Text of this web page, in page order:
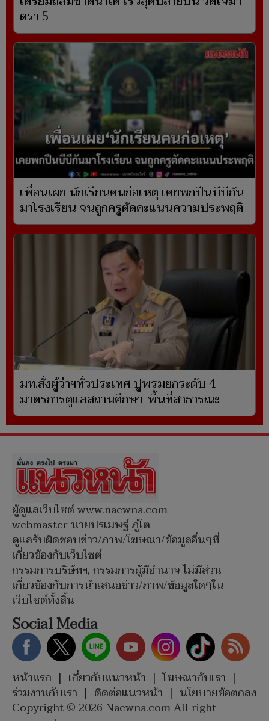
ตรา 5
เพื่อนเผย นักเรียนคนก่อเหตุ เคยพกปืนบีบีกัน
มาโรงเรียน จนถูกครูตัดคะแนนความประพฤติ
มท.สั่งผู้ว่าฯทั่วประเทศ ปูพรมยกระดับ 4
มาตรการดูแลสถานศึกษา-พื้นที่สาธารณะ
ผู้ดูแลเว็บไซต์ www.naewna.com
webmaster นายปรเมษฐ์ ภู่โต
ดูแลรับผิดชอบข่าว/ภาพ/โฆษณา/ข้อมูลอื่นๆที่
เกี่ยวข้องกับเว็บไซต์
กรรมการบริษัทฯ, กรรมการผู้มีอำนาจ ไม่มีส่วน
เกี่ยวข้องกับการนำเสนอข่าว/ภาพ/ข้อมูลใดๆใน
เว็บไซต์ทั้งสิ้น
Social Media
หน้าแรก | เกี่ยวกับแนวหน้า | โฆษณากับเรา |
ร่วมงานกับเรา | ติดต่อแนวหน้า | นโยบายข้อตกลง
Copyright © 2026 Naewna.com All right